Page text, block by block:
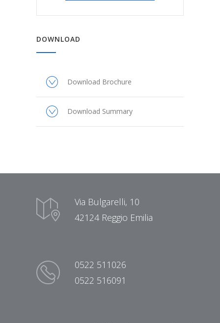
DOWNLOAD
Download Brochure
Download Summary
Via Bulgarelli, 10
42124 Reggio Emilia
0522 511026
0522 516091